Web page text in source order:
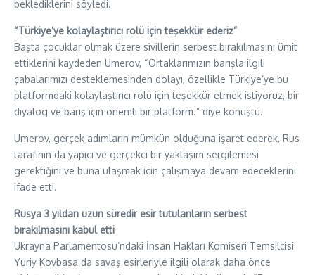
beklediklerini söyledi.
“Türkiye’ye kolaylaştırıcı rolü için teşekkür ederiz”
Başta çocuklar olmak üzere sivillerin serbest bırakılmasını ümit
ettiklerini kaydeden Umerov, “Ortaklarımızın barışla ilgili
çabalarımızı desteklemesinden dolayı, özellikle Türkiye’ye bu
platformdaki kolaylaştırıcı rolü için teşekkür etmek istiyoruz, bir
diyalog ve barış için önemli bir platform.” diye konuştu.
Umerov, gerçek adımların mümkün olduğuna işaret ederek, Rus
tarafının da yapıcı ve gerçekçi bir yaklaşım sergilemesi
gerektiğini ve buna ulaşmak için çalışmaya devam edeceklerini
ifade etti.
Rusya 3 yıldan uzun süredir esir tutulanların serbest
bırakılmasını kabul etti
Ukrayna Parlamentosu’ndaki İnsan Hakları Komiseri Temsilcisi
Yuriy Kovbasa da savaş esirleriyle ilgili olarak daha önce